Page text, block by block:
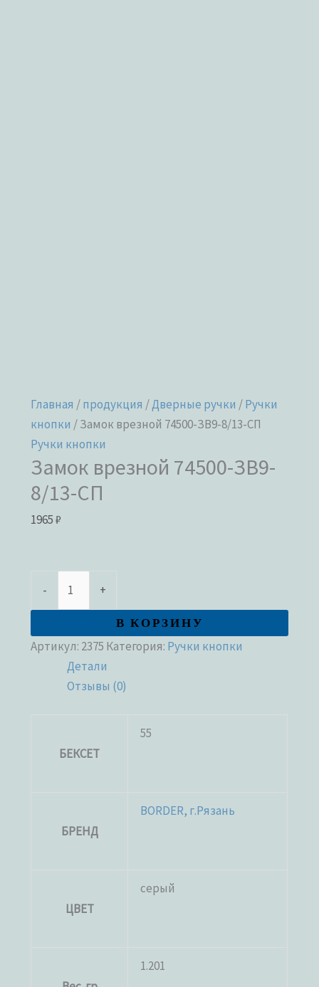
Главная /продукция /Дверные ручки /Ручки
кнопки / Замок врезной 74500-ЗВ9-8/13-СП
Ручки кнопки
Замок врезной 74500-ЗВ9-
8/13-СП
1965₽
- +
В КОРЗИНУ
Артикул: 2375 Категория: Ручки кнопки
Детали
Отзывы (0)
БЕКСЕТ
55
БРЕНД
BORDER, г.Рязань
ЦВЕТ
серый
1.201